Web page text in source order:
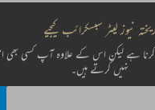
ریختہ نیوز لیٹر سبسکرائب کیجیے
ہے لیکن اس کے علاوہ آپ کسی بھی
نہیں کرتے ہیں۔